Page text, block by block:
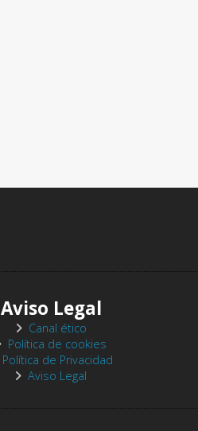
Aviso Legal
Canal ético
Política de cookies
Política de Privacidad
Aviso Legal